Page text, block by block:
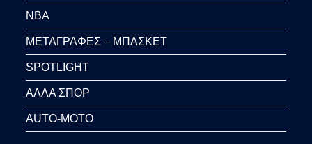
NBA
ΜΕΤΑΓΡΑΦΕΣ – ΜΠΑΣΚΕΤ
SPOTLIGHT
ΑΛΛΑ ΣΠΟΡ
AUTO-MOTO